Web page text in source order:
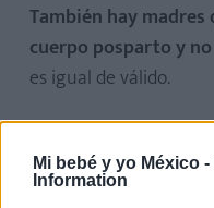
Mi bebé y yo México -
Information
También hay madres
cuerpo posparto y
es igual de válido.
El posparto no
debe sentirse una
más espacio para